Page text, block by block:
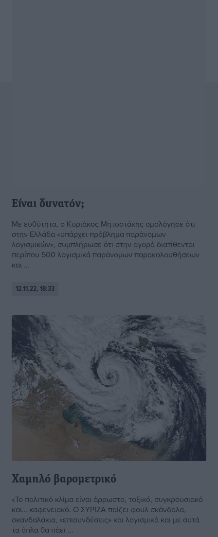
Είναι δυνατόν;
Με ευθύτητα, ο Κυριάκος Μητσοτάκης ομολόγησε ότι
στην Ελλάδα «υπάρχει πρόβλημα παράνομων
λογισμικών», συμπλήρωσε ότι στην αγορά διατίθενται
περίπου 500 λογισμικά παράνομων παρακολουθήσεων
και ...
12.11.22, 18:33
Χαμηλό βαρομετρικό
«Το πολιτικό κλίμα είναι άρρωστο, τοξικό, συγκρουσιακό
και… καφενειακό. Ο ΣΥΡΙΖΑ παίζει φουλ σκάνδαλα,
σκανδαλάκια, «επισυνδέσεις» και λογισμικά και με αυτά
τα όπλα θα πάει ...